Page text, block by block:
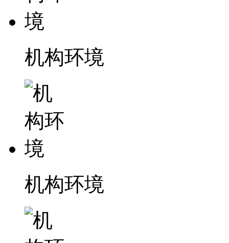
机构环境
机构环境